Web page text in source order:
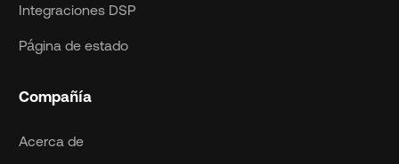
Integraciones DSP
Página de estado
Compañía
Acerca de